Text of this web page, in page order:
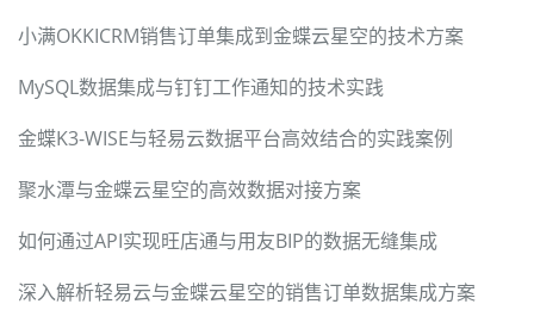
小满OKKICRM销售订单集成到金蝶云星空的技术方案
MySQL数据集成与钉钉工作通知的技术实践
金蝶K3-WISE与轻易云数据平台高效结合的实践案例
聚水潭与金蝶云星空的高效数据对接方案
如何通过API实现旺店通与用友BIP的数据无缝集成
深入解析轻易云与金蝶云星空的销售订单数据集成方案